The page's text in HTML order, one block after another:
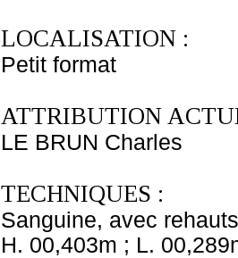
LOCALISATION :
Petit format
ATTRIBUTION
LE BRUN Charles
TECHNIQUES :
Sanguine, avec
H. 00,403m ; L.